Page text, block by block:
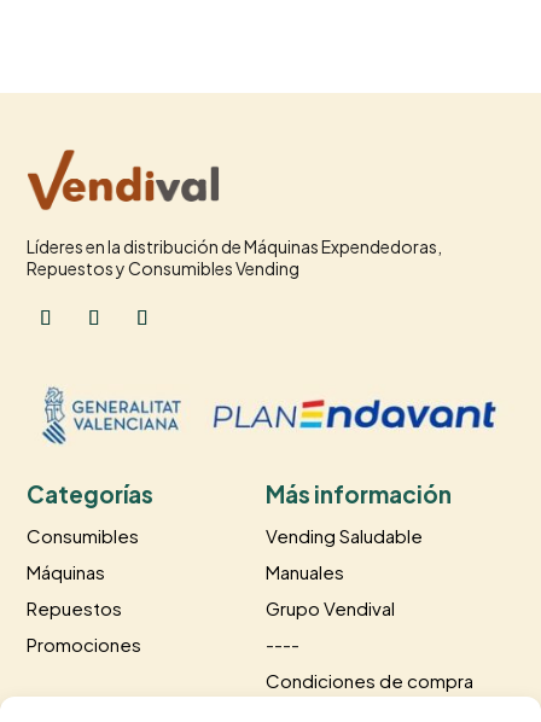
Líderes en la distribución de Máquinas Expendedoras,
Repuestos y Consumibles Vending
Categorías
Consumibles
Máquinas
Repuestos
Promociones
Más información
Vending Saludable
Manuales
Grupo Vendival
----
Condiciones de compra